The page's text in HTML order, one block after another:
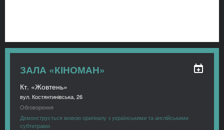
ЗАЛА «КІНОМАН»
Кт. «Жовтень»
вул. Костянтинівська, 26
Обговорення
Демонструється мовою оригіналу з українськими та англійськими
субтитрами